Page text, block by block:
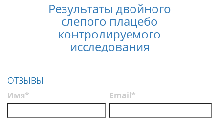
Результаты двойного
слепого плацебо
контролируемого
исследования
ОТЗЫВЫ
Имя* Email*